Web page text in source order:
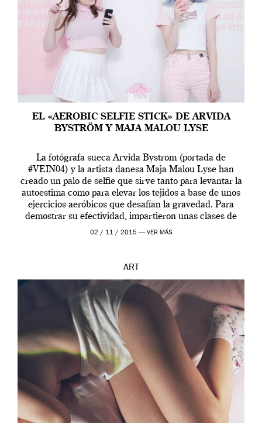
EL «AEROBIC SELFIE STICK» DE ARVIDA
BYSTRÖM Y MAJA MALOU LYSE
La fotógrafa sueca Arvida Byström (portada de
#VEIN04) y la artista danesa Maja Malou Lyse han
creado un palo de selfie que sirve tanto para levantar la
autoestima como para elevar los tejidos a base de unos
ejercicios aeróbicos que desafían la gravedad. Para
demostrar su efectividad, impartieron unas clases de
prueba en el Tate […]
02 / 11 / 2015 — VER MÁS
ART